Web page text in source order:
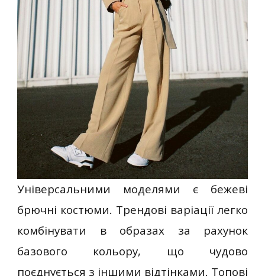
Універсальними моделями є бежеві
брючні костюми. Трендові варіації легко
комбінувати в образах за рахунок
базового кольору, що чудово
поєднується з іншими відтінками. Топові